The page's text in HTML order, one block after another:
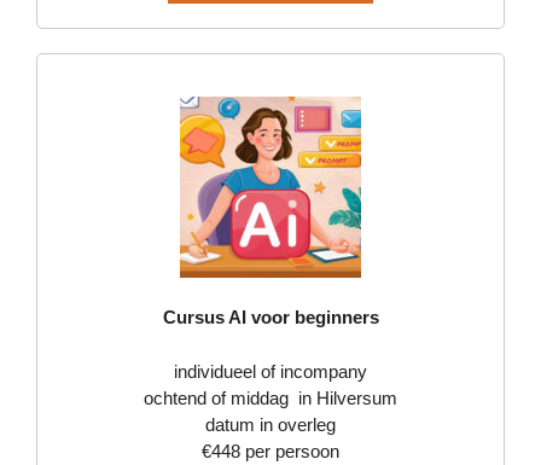
Cursus AI voor beginners
individueel of incompany
ochtend of middag in Hilversum
datum in overleg
€448 per persoon